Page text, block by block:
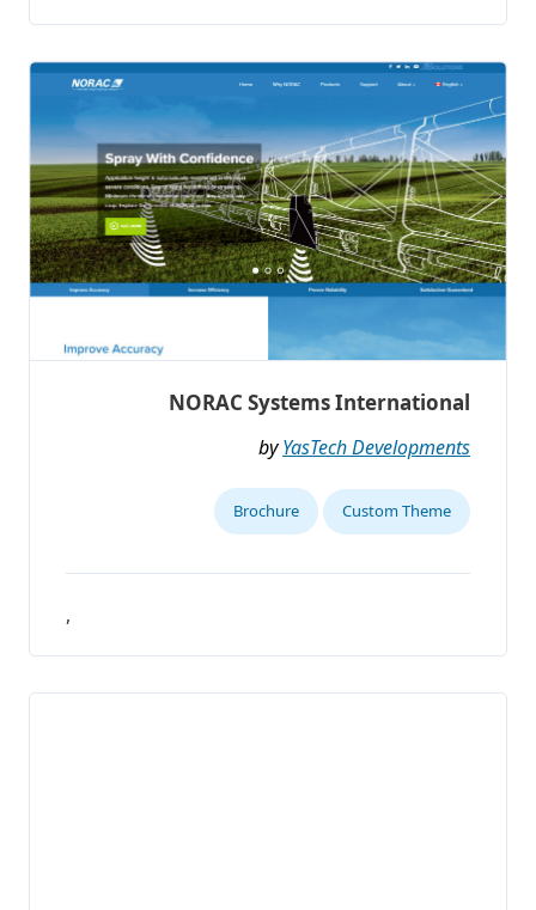
NORAC Systems International
byYasTech Developments
Custom Theme
Brochure
,